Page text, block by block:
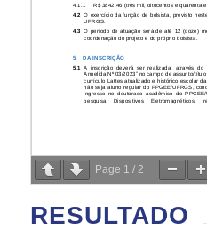
Page 1 / 2
RESULTADO